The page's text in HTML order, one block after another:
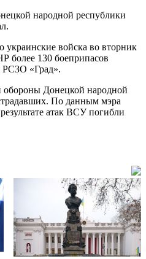
народной республики
украинские войска во вторник
более 130 боеприпасов
РСЗО «Град».
обороны Донецкой народной
По данным мэра
атак ВСУ погибли